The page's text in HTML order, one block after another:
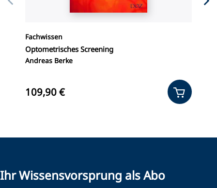
Fachwissen
Optometrisches Screening
Andreas Berke
109,90 €
Ihr Wissensvorsprung als Abo